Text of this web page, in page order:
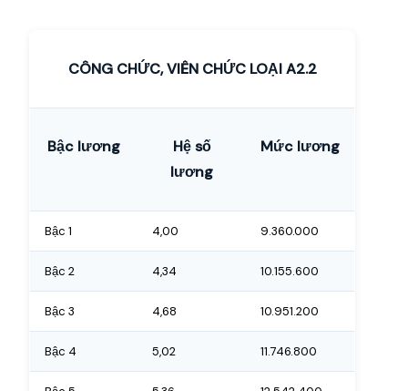
CÔNG CHỨC, VIÊN CHỨC LOẠI A2.2
Bậc lương
Hệ số
lương
Mức lương
Bậc 1 4,00 9.360.000
Bậc 2 4,34 10.155.600
Bậc 3 4,68 10.951.200
Bậc 4 5,02 11.746.800